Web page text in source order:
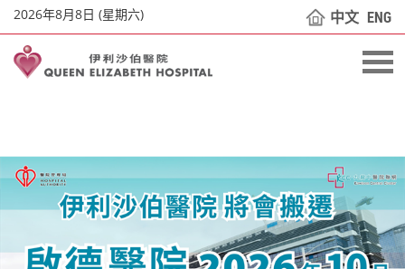
2026年8月8日 (星期六) 中文 ENG